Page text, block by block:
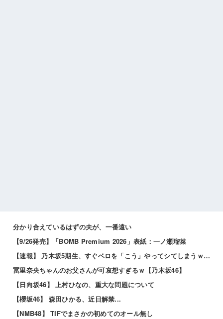
分かり合えているはずの夫が、一番遠い
【9/26発売】「BOMB Premium 2026」表紙：一ノ瀬瑠菜
【速報】 乃木坂5期生、すぐベロを「こう」やってシてしまうｗｗｗｗｗｗ
冨里奈央ちゃんのお父さんが可哀想すぎるｗ【乃木坂46】
【日向坂46】 上村ひなの、重大な問題について
【櫻坂46】 森田ひかる、近日解禁...
【NMB48】 TIFでまさかの初めてのオール無し